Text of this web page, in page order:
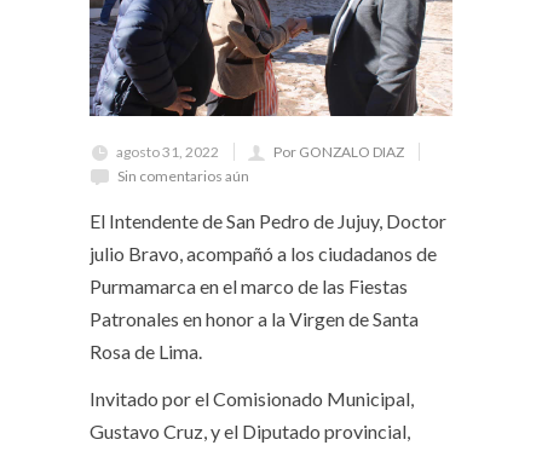
agosto 31, 2022
Por GONZALO DIAZ
Sin comentarios aún
El Intendente de San Pedro de Jujuy, Doctor
julio Bravo, acompañó a los ciudadanos de
Purmamarca en el marco de las Fiestas
Patronales en honor a la Virgen de Santa
Rosa de Lima.
Invitado por el Comisionado Municipal,
Gustavo Cruz, y el Diputado provincial,